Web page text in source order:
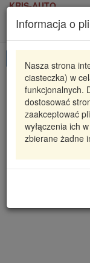
KRIS-AUTO
Informacja o
Nasza strona
ciasteczka) w
funkcjonalnych.
dostosować
zaakceptować
wyłączenia ich
zbierane żadne
Karta
RC386-00
ROLKA
30,61 zł